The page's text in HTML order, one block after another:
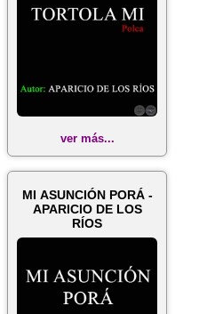
ver más...
MI ASUNCIÓN PORÁ -
APARICIO DE LOS
RÍOS